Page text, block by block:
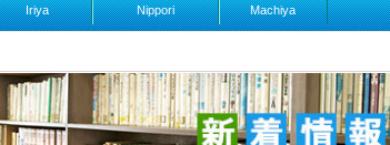
Iriya Nippori Machiya